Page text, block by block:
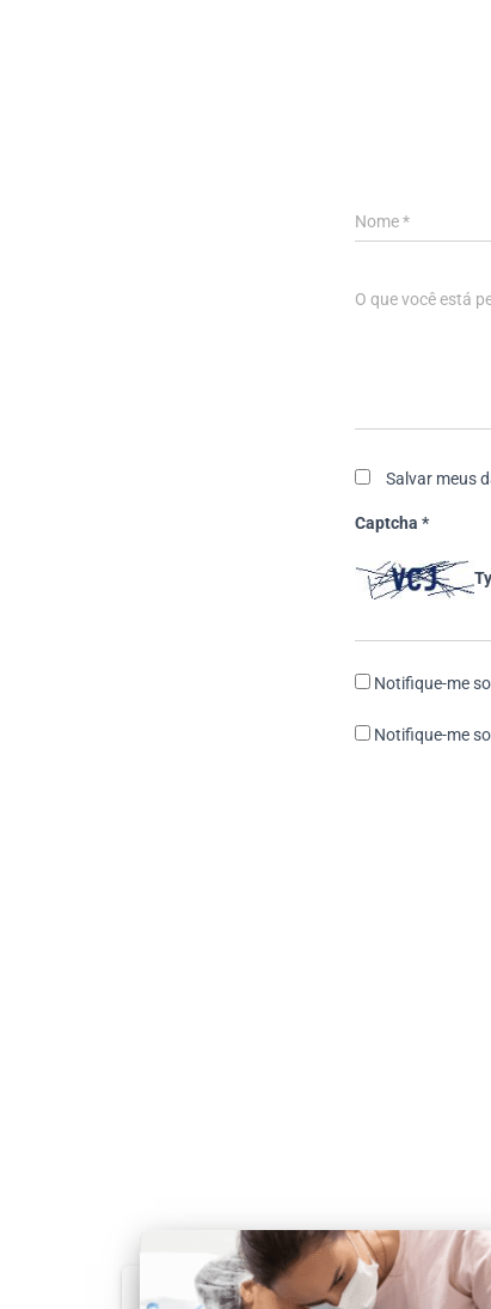
Nome*
O que você está
Salvar meus
Captcha *
Notifique-me
Notifique-me